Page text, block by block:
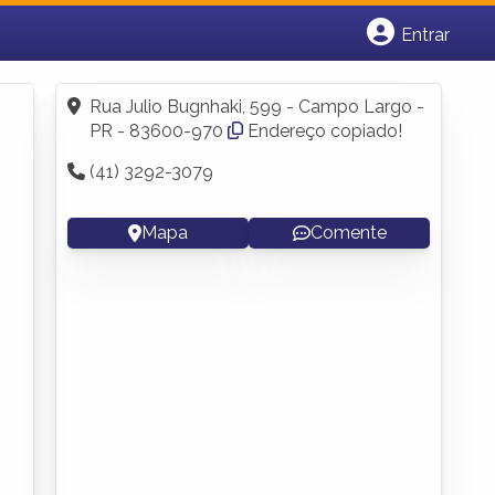
Entrar
Fazer login
Criar conta
Rua Julio Bugnhaki, 599 - Campo Largo -
PR - 83600-970
Endereço copiado!
(41) 3292-3079
Mapa Comente